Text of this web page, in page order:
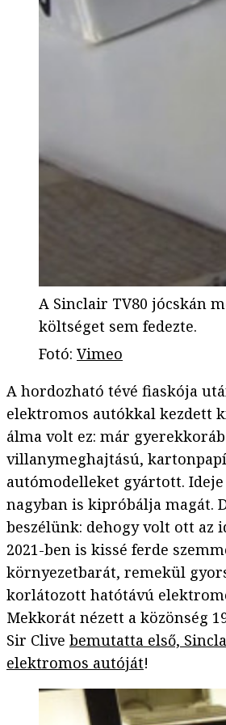
A Sinclair TV80 jócskán
költséget sem fedezte.
Fotó: Vimeo
A hordozható tévé fiaskója
elektromos autókkal kezdett
álma volt ez: már
villanymeghajtású,
autómodelleket gyártott.
nagyban is kipróbálja magát.
beszélünk: dehogy volt ott az
2021-ben is kissé ferde
környezetbarát, remekül
korlátozott hatótávú
Mekkorát nézett a közönség
Sir Clive bemutatta első,
elektromos autóját!